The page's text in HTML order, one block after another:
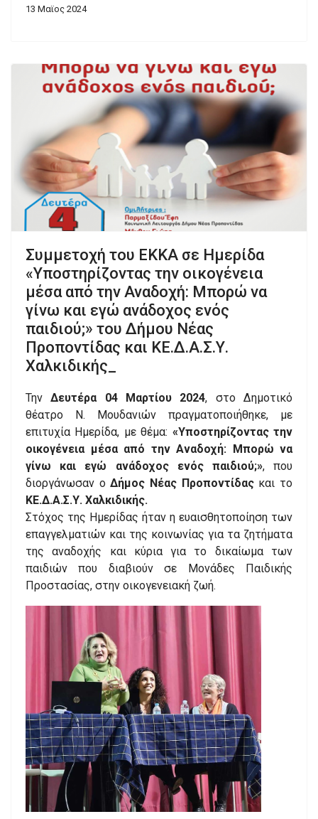
13 Μαϊος 2024
Συμμετοχή του ΕΚΚΑ σε Ημερίδα
«Υποστηρίζοντας την οικογένεια
μέσα από την Αναδοχή: Μπορώ να
γίνω και εγώ ανάδοχος ενός
παιδιού;» του Δήμου Νέας
Προποντίδας και ΚΕ.Δ.Α.Σ.Υ.
Χαλκιδικής_
ΤηνΔευτέρα 04 Μαρτίου 2024, στο Δημοτικό
θέατρο Ν. Μουδανιών πραγματοποιήθηκε, με
επιτυχία Ημερίδα, με θέμα: «Υποστηρίζοντας την
οικογένεια μέσα από την Αναδοχή: Μπορώ να
γίνω και εγώ ανάδοχος ενός παιδιού;», που
διοργάνωσαν οΔήμος Νέας Προποντίδαςκαι το
ΚΕ.Δ.Α.Σ.Υ. Χαλκιδικής.
Στόχος της Ημερίδας ήταν η ευαισθητοποίηση των
επαγγελματιών και της κοινωνίας για τα ζητήματα
της αναδοχής και κύρια για το δικαίωμα των
παιδιών που διαβιούν σε Μονάδες Παιδικής
Προστασίας, στην οικογενειακή ζωή.